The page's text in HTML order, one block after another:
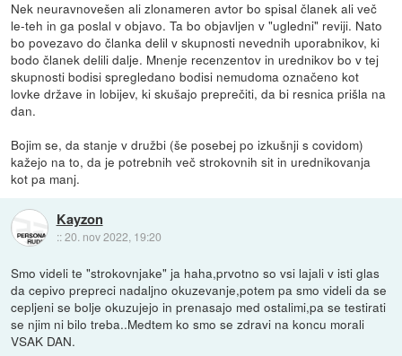
Nek neuravnovešen ali zlonameren avtor bo spisal članek ali več
le-teh in ga poslal v objavo. Ta bo objavljen v "ugledni" reviji. Nato
bo povezavo do članka delil v skupnosti nevednih uporabnikov, ki
bodo članek delili dalje. Mnenje recenzentov in urednikov bo v tej
skupnosti bodisi spregledano bodisi nemudoma označeno kot
lovke države in lobijev, ki skušajo preprečiti, da bi resnica prišla na
dan.
Bojim se, da stanje v družbi (še posebej po izkušnji s covidom)
kažejo na to, da je potrebnih več strokovnih sit in urednikovanja
kot pa manj.
Kayzon
::20. nov 2022, 19:20
Smo videli te "strokovnjake" ja haha,prvotno so vsi lajali v isti glas
da cepivo prepreci nadaljno okuzevanje,potem pa smo videli da se
cepljeni se bolje okuzujejo in prenasajo med ostalimi,pa se testirati
se njim ni bilo treba..Medtem ko smo se zdravi na koncu morali
VSAK DAN.